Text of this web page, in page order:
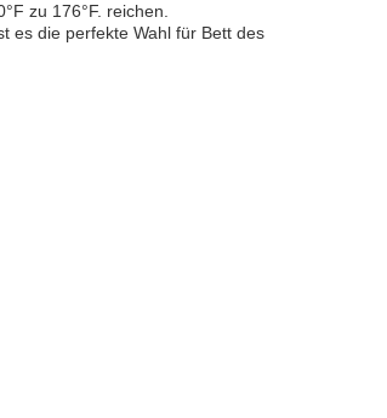
zu 176°F. reichen.
es die perfekte Wahl für Bett des